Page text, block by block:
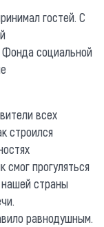
гостей. С
Фонда социальной
всех
строился
прогуляться
страны
равнодушным.